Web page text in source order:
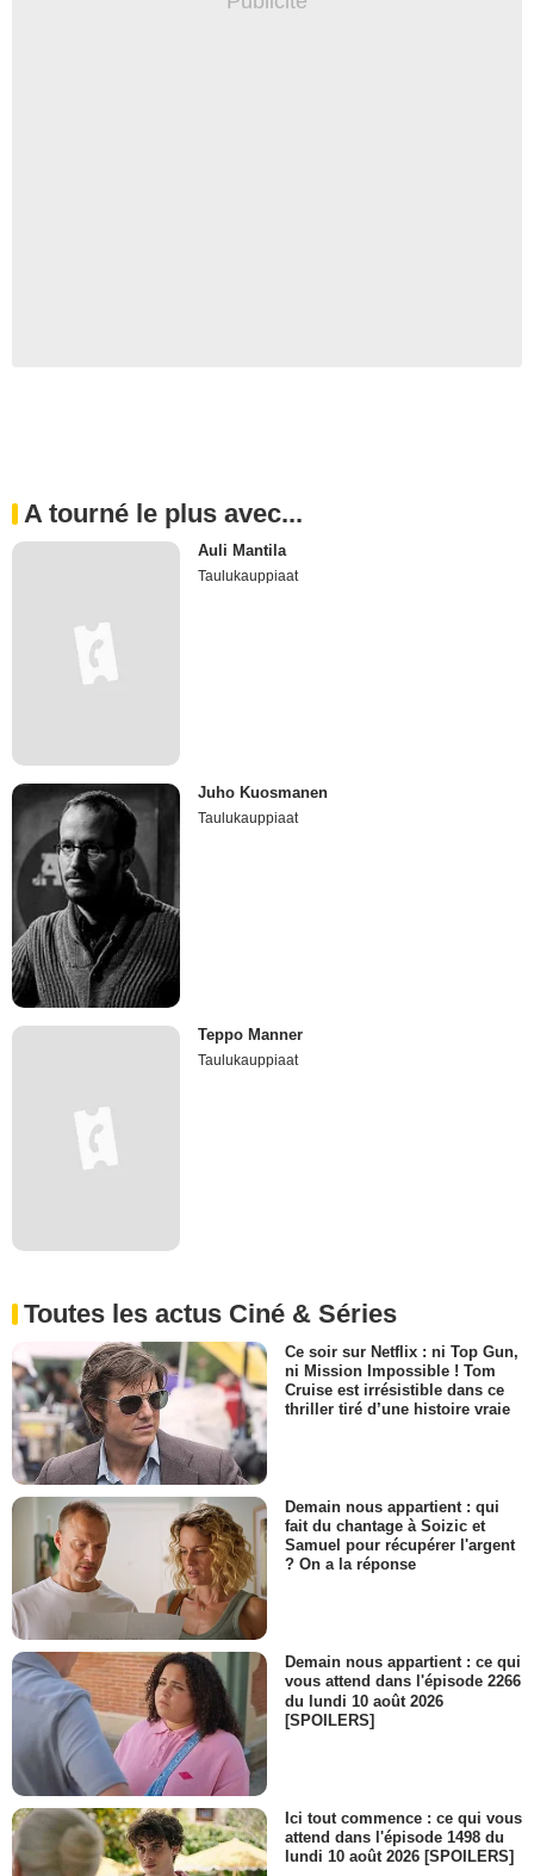
A tourné le plus avec...
Auli Mantila
Taulukauppiaat
Juho Kuosmanen
Taulukauppiaat
Teppo Manner
Taulukauppiaat
Toutes les actus Ciné & Séries
Ce soir sur Netflix : ni Top Gun,
ni Mission Impossible ! Tom
Cruise est irrésistible dans ce
thriller tiré d’une histoire vraie
Demain nous appartient : qui
fait du chantage à Soizic et
Samuel pour récupérer l'argent
? On a la réponse
Demain nous appartient : ce qui
vous attend dans l'épisode 2266
du lundi 10 août 2026
[SPOILERS]
Ici tout commence : ce qui vous
attend dans l'épisode 1498 du
lundi 10 août 2026 [SPOILERS]